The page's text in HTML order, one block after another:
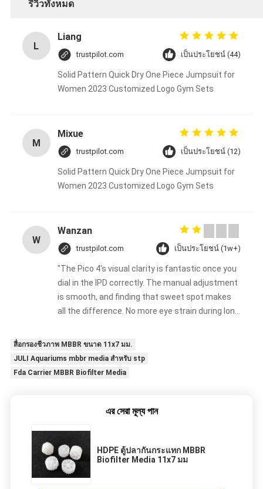
รีวิวทั้งหมด
L
Liang
trustpilot.com เป็นประโยชน์ (44)
Solid Pattern Quick Dry One Piece Jumpsuit for
Women 2023 Customized Logo Gym Sets
M
Mixue
trustpilot.com เป็นประโยชน์ (12)
Solid Pattern Quick Dry One Piece Jumpsuit for
Women 2023 Customized Logo Gym Sets
W
Wanzan
trustpilot.com เป็นประโยชน์ (1w+)
"The Pico 4's visual clarity is fantastic once you
dial in the IPD correctly. The manual adjustment
is smooth, and finding that sweet spot makes
all the difference. No more eye strain during long
set it up properly!""The Pico 4's visual clarity is
fantastic once you dial in the IPD correctly. The
manual adjustment is smooth, and finding that
recommend taking the time to set it up
adjustment is smooth, and finding that sweet
spot makes all the difference. No more eye
strain during long sessions. Highly recommend
สื่อกรองชีวภาพ MBBR ขนาด 11x7 มม.
JULI Aquariums mbbr media สำหรับ stp
Fda Carrier MBBR Biofilter Media
এর সেরা মূল্য পান
HDPE ตู้ปลากันกระแทก MBBR
Biofilter Media 11x7 มม